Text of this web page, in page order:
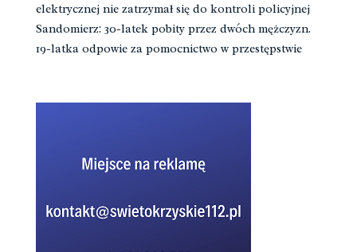
elektrycznej nie zatrzymał się do kontroli policyjnej
Sandomierz: 30-latek pobity przez dwóch mężczyzn.
19-latka odpowie za pomocnictwo w przestępstwie